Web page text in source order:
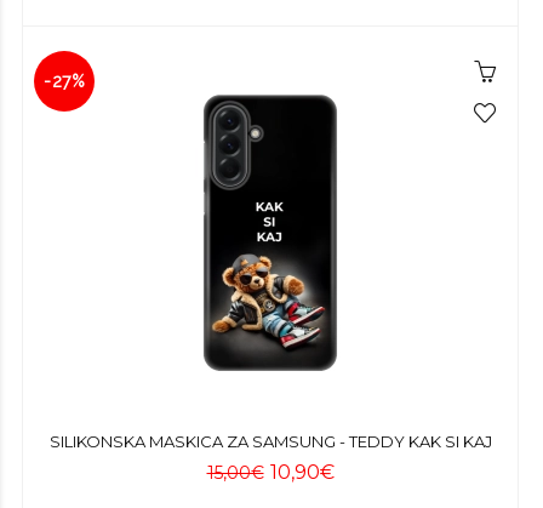
-27%
SILIKONSKA MASKICA ZA SAMSUNG - TEDDY KAK SI KAJ
15,00€ 10,90€